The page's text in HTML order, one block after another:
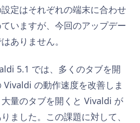
定はそれぞれの端末に合わせ
いますが、今回のアップデー
ありません。
5.1 では、多くのタブを開
Vivaldi の動作速度を改善しま
量のタブを開くと Vivaldi が
ました。この課題に対して、